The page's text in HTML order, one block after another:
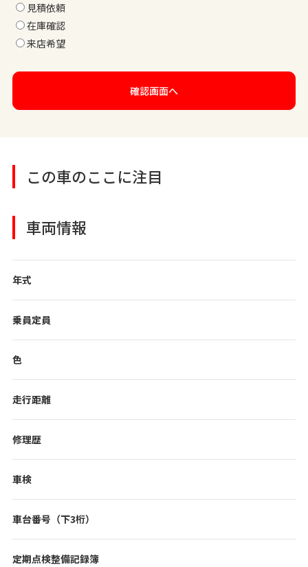
見積依頼
在庫確認
来店希望
この車のここに注目
車両情報
年式
乗員定員
色
走行距離
修理歴
車検
車台番号（下3桁）
定期点検整備記録簿